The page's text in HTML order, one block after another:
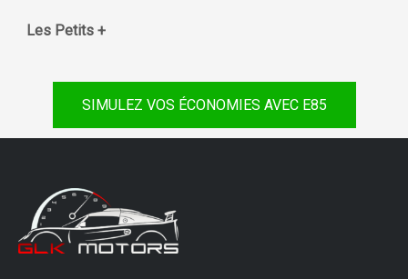
Les Petits +
SIMULEZ VOS ÉCONOMIES AVEC E85